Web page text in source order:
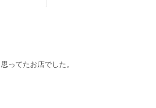
ってたお店でした。